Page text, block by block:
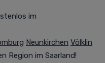
im
Neunkirchen Völklin
Region im Saarland!